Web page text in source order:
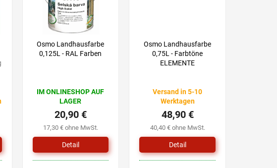
Osmo Landhausfarbe
0,125L - RAL Farben
IM ONLINESHOP AUF
LAGER
17,30 € ohne MwSt.
20,90 €
Detail
Osmo Landhausfarbe
0,75L - Farbtöne
ELEMENTE
Versand in 5-10
Werktagen
40,40 € ohne MwSt.
48,90 €
Detail